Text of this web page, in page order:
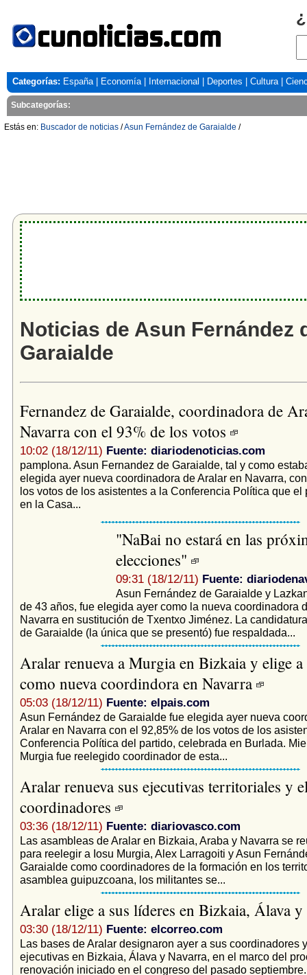
Categorías: España| Economía| Internacional Deportes Cultura|
Subcategorías:
Estás en: Buscador de noticias /Asun Fernández de Garaialde /
Noticias de Asun Fernández
Garaialde
Fernandez de Garaialde, coordinadora de
Navarra con el 93% de los votos
10:02 (18/12/11) Fuente: diariodenoticias.com
pamplona. Asun Fernandez de Garaialde, tal y como
elegida ayer nueva coordinadora de Aralar en Navarra,
los votos de los asistentes a la Conferencia Política que el
en la Casa...
"NaBai no estará en las
elecciones"
09:31 (18/12/11) Fuente:
Asun Fernández de Garaialde y
de 43 años, fue elegida ayer como la nueva coordinadora
Navarra en sustitución de Txentxo Jiménez. La
de Garaialde (la única que se presentó) fue respaldada...
Aralar renueva a Murgia en Bizkaia y elige a
como nueva coordindora en Navarra
05:03 (18/12/11) Fuente: elpais.com
Asun Fernández de Garaialde fue elegida ayer nueva
Aralar en Navarra con el 92,85% de los votos de los
Conferencia Política del partido, celebrada en Burlada.
Murgia fue reelegido coordinador de esta...
Aralar renueva sus ejecutivas territoriales y
coordinadores
03:36 (18/12/11) Fuente: diariovasco.com
Las asambleas de Aralar en Bizkaia, Araba y Navarra se
para reelegir a Iosu Murgia, Alex Larragoiti y Asun
Garaialde como coordinadores de la formación en los
asamblea guipuzcoana, los militantes se...
Aralar elige a sus líderes en Bizkaia, Álava
03:30 (18/12/11) Fuente: elcorreo.com
Las bases de Aralar designaron ayer a sus coordinadores
ejecutivas en Bizkaia, Álava y Navarra, en el marco del
renovación iniciado en el congreso del pasado